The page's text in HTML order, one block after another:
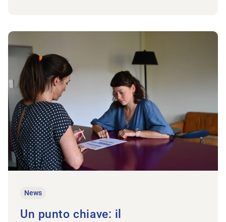
News
Un punto chiave: il
All'articolo Un punto chiave: il riconoscimento dei diplomi